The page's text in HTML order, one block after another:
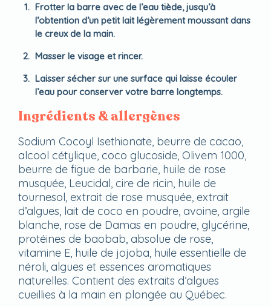
Frotter la barre avec de l’eau tiède, jusqu’à
l’obtention d’un petit lait légèrement moussant dans
le creux de la main.
Masser le visage et rincer.
Laisser sécher sur une surface qui laisse écouler
l’eau pour conserver votre barre longtemps.
Ingrédients & allergènes
Sodium Cocoyl Isethionate, beurre de cacao,
alcool cétylique, coco glucoside, Olivem 1000,
beurre de figue de barbarie, huile de rose
musquée, Leucidal, cire de ricin, huile de
tournesol, extrait de rose musquée, extrait
d’algues, lait de coco en poudre, avoine, argile
blanche, rose de Damas en poudre, glycérine,
protéines de baobab, absolue de rose,
vitamine E, huile de jojoba, huile essentielle de
néroli, algues et essences aromatiques
naturelles. Contient des extraits d’algues
cueillies à la main en plongée au Québec.